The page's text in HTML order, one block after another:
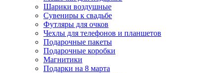
Шарики воздушные
Сувениры к свадьбе
Футляры для очков
Чехлы для телефонов и планшетов
Подарочные пакеты
Подарочные коробки
Магнитики
Подарки на 8 марта